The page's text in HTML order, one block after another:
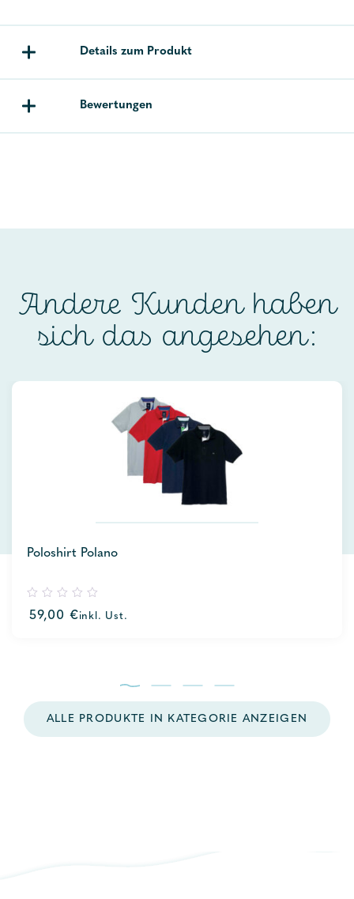
Details zum Produkt
Bewertungen
Andere Kunden haben
sich das angesehen:
Poloshirt Polano
out
59,00 €inkl. Ust.
ALLE PRODUKTE IN KATEGORIE ANZEIGEN